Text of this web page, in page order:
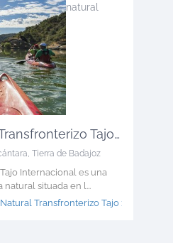
Parque Natural Transfronterizo Tajo ...
Tierra de Badajoz
Internacional es una
situada en l...
natural
Transfronterizo Tajo >